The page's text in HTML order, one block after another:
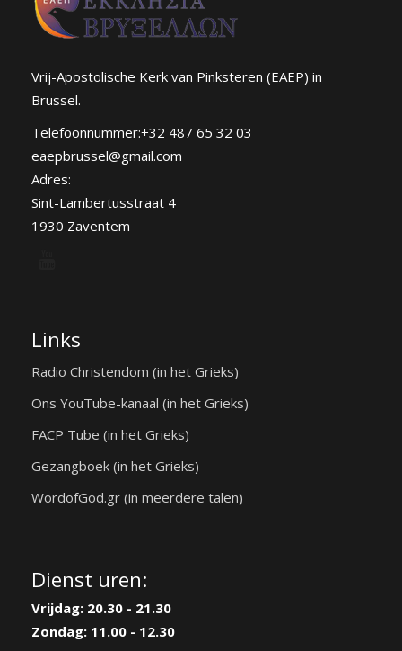
Vrij-Apostolische Kerk van Pinksteren (EAEP) in
Brussel.
Telefoonnummer:+32 487 65 32 03
eaepbrussel@gmail.com
Adres:
Sint-Lambertusstraat 4
1930 Zaventem
Links
Radio Christendom (in het Grieks)
Ons YouTube-kanaal (in het Grieks)
FACP Tube (in het Grieks)
Gezangboek (in het Grieks)
WordofGod.gr (in meerdere talen)
Dienst uren:
Vrijdag: 20.30 - 21.30
Zondag: 11.00 - 12.30